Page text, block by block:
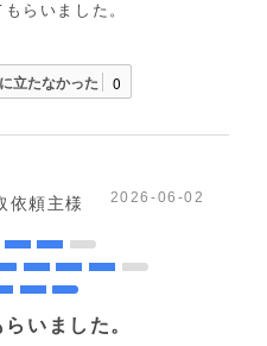
らいました。
立たなかった 0
依頼主様 2026-06-02
いました。